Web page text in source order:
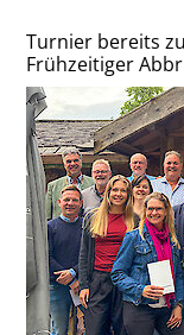
Turnier bereits
Frühzeitiger